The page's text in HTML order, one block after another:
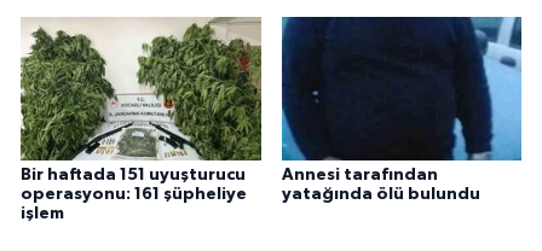
Bir haftada 151 uyuşturucu
operasyonu: 161 şüpheliye
işlem
Annesi tarafından
yatağında ölü bulundu